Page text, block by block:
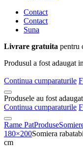
Contact
Contact
Suna
Livrare gratuita pentru
Produsul a fost adaugat
Continua cumparaturile
Produsele au fost
Continua cumparaturile
Rame PatProduse
180×200Somiera
cm